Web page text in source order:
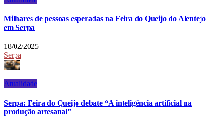
Milhares de pessoas esperadas na Feira do Queijo do Alentejo
em Serpa
18/02/2025
Serpa
Atualidade
Serpa: Feira do Queijo debate “A inteligência artificial na
produção artesanal”